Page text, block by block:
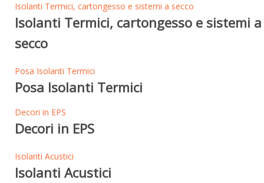
Isolanti Termici, cartongesso e sistemi a secco
Isolanti Termici, cartongesso e sistemi a
secco
Posa Isolanti Termici
Posa Isolanti Termici
Decori in EPS
Decori in EPS
Isolanti Acustici
Isolanti Acustici